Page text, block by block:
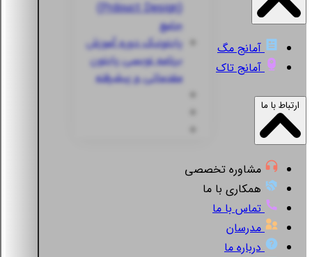
جامع
پایتونیکدوره آموزش
برنامه نویسی پایتون
مقدماتی و پیشرفته
آمانج مگ
آمانج تاک
ارتباط با ما
مشاوره تخصصی
همکاری با ما
تماس با ما
مدرسان
درباره ما